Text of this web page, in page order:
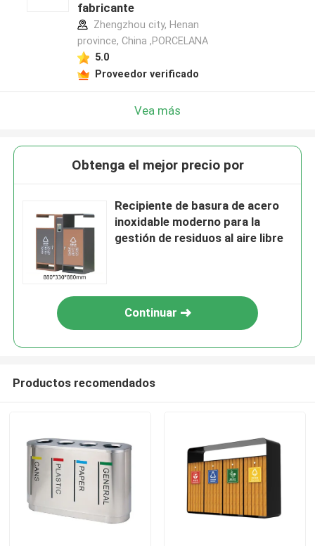
fabricante
Zhengzhou city, Henan
province, China ,PORCELANA
5.0
Proveedor verificado
Vea más
Obtenga el mejor precio por
Recipiente de basura de acero
inoxidable moderno para la
gestión de residuos al aire libre
Continuar
Productos recomendados